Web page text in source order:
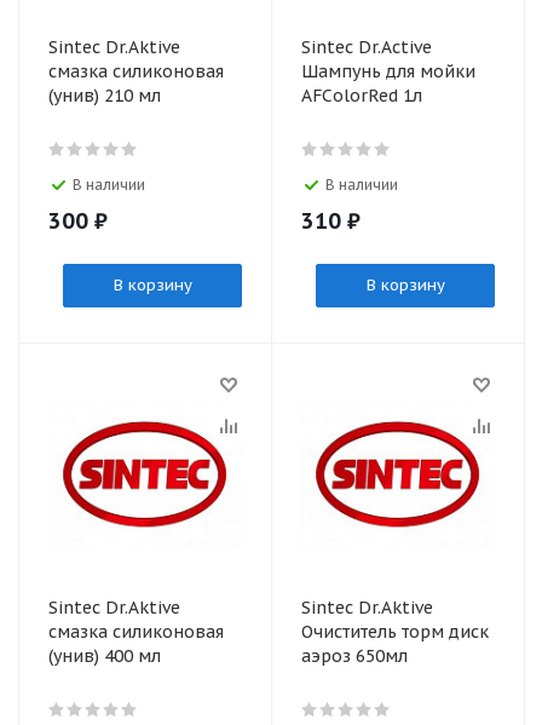
Sintec Dr.Aktive
смазка силиконовая
(унив) 210 мл
В наличии
300 ₽
В корзину
Sinteс Dr.Active
Шампунь для мойки
AFColorRed 1л
В наличии
310 ₽
В корзину
Sintec Dr.Aktive
смазка силиконовая
(унив) 400 мл
Sintec Dr.Aktive
Очиститель торм диск
аэроз 650мл